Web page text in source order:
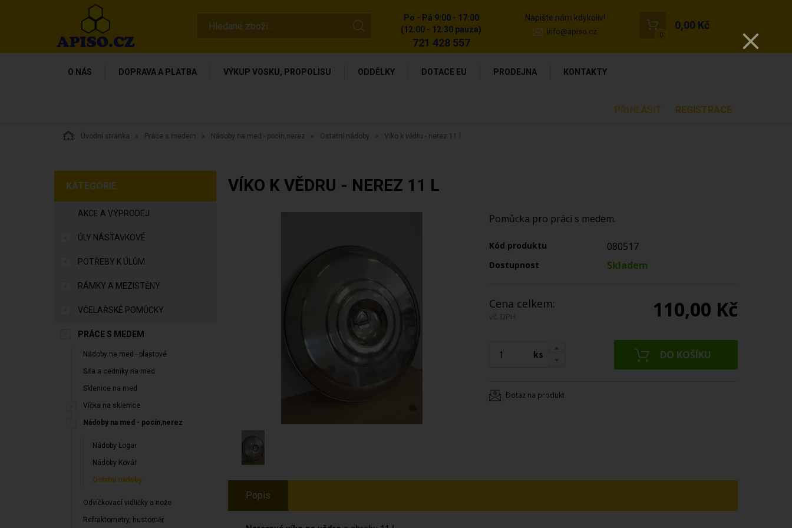
Po - Pá 9:00 - 17:00
(12:00 - 12:30 pauza)
721 428 557
Napište nám kdykoliv!
info@apiso.cz 0
0,00 Kč
O NÁS DOPRAVA A PLATBA VÝKUP VOSKU, PROPOLISU ODDĚLKY DOTACE EU PRODEJNA KONTAKTY
PŘIHLÁSIT REGISTRACE
Úvodní stránka Práce s medem Nádoby na med - pocín,nerez Ostatní nádoby Víko k vědru - nerez 11 l
KATEGORIE
AKCE A VÝPRODEJ
ÚLY NÁSTAVKOVÉ
POTŘEBY K ÚLŮM
RÁMKY A MEZISTĚNY
VČELAŘSKÉ POMŮCKY
PRÁCE S MEDEM
Nádoby na med - plastové
Síta a cedníky na med
Sklenice na med
Víčka na sklenice
Nádoby na med - pocín,nerez
Nádoby Logar
Nádoby Kovář
Ostatní nádoby
Odvíčkovací vidličky a nože
Refraktometry, hustoměr
VÍKO K VĚDRU - NEREZ 11 L
Pomůcka pro práci s medem.
Kód produktu 080517
Dostupnost Skladem
Cena celkem:
vč. DPH 110,00 Kč
ks
Dotaz na produkt
Popis